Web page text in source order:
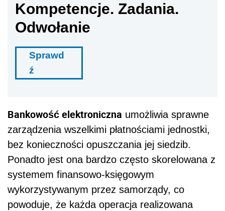
Kompetencje. Zadania.
Odwołanie
Sprawd
ź
Bankowość elektroniczna umożliwia sprawne
zarządzenia wszelkimi płatnościami jednostki,
bez konieczności opuszczania jej siedzib.
Ponadto jest ona bardzo często skorelowana z
systemem finansowo-księgowym
wykorzystywanym przez samorządy, co
powoduje, że każda operacja realizowana